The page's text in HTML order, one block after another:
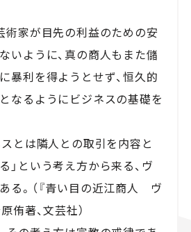
術家が目先の利益のための安
いように、真の商人もまた儲
暴利を得ようとせず、恒久的
なるようにビジネスの基礎を
とは隣人との取引を内容と
」という考え方から来る、ヴ
る。（『青い目の近江商人 ヴ
侑著、文芸社）